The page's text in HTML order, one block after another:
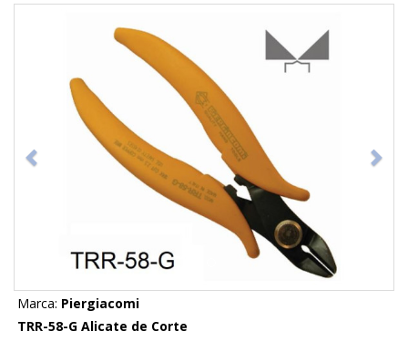
Marca: Piergiacomi
TRR-58-G Alicate de Corte